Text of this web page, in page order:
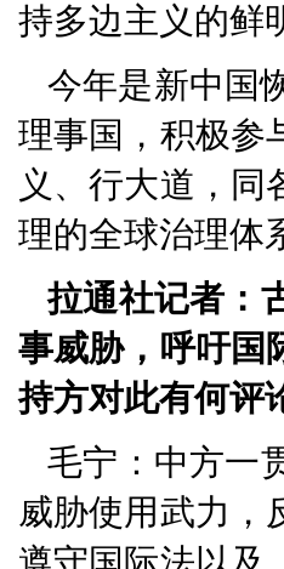
持多边主义的鲜
今年是新中国
理事国，积极参
义、行大道，同
理的全球治理体
拉通社记者：
事威胁，呼吁国
持方对此有何评
毛宁：中方一
威胁使用武力，